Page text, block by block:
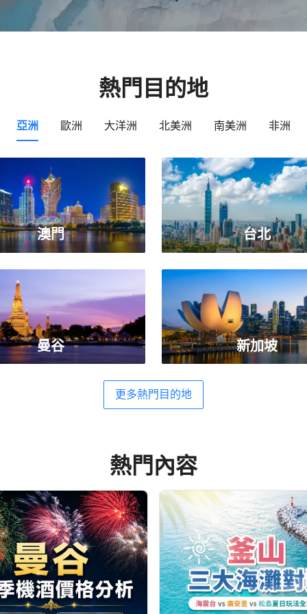
熱門目的地
亞洲 歐洲 大洋洲 北美洲 南美洲 非洲
澳門 台北
曼谷 新加坡
更多熱門目的地
熱門內容